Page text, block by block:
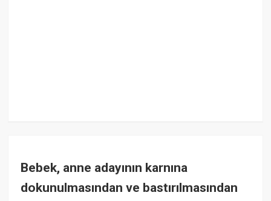
Bebek, anne adayının karnına
dokunulmasından ve bastırılmasından